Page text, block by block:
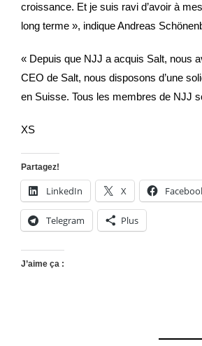
croissance. Et je suis ravi d’avoir à
long terme », indique Andreas
« Depuis que NJJ a acquis Salt, nous
CEO de Salt, nous disposons d’une
en Suisse. Tous les membres de NJJ
XS
Partagez!
LinkedIn X
Telegram Plus
J’aime ça :